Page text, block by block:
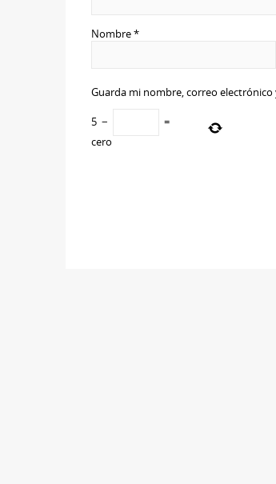
Nombre*
Guarda mi nombre, correo
5 −
=
cero